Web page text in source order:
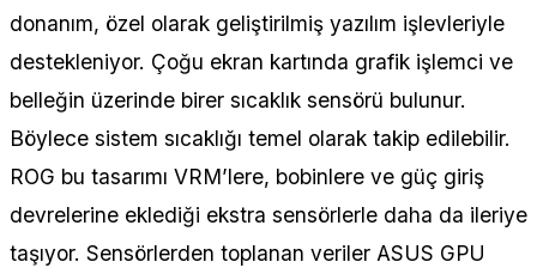
donanım, özel olarak geliştirilmiş yazılım işlevleriyle
destekleniyor. Çoğu ekran kartında grafik işlemci ve
belleğin üzerinde birer sıcaklık sensörü bulunur.
Böylece sistem sıcaklığı temel olarak takip edilebilir.
ROG bu tasarımı VRM’lere, bobinlere ve güç giriş
devrelerine eklediği ekstra sensörlerle daha da ileriye
taşıyor. Sensörlerden toplanan veriler ASUS GPU